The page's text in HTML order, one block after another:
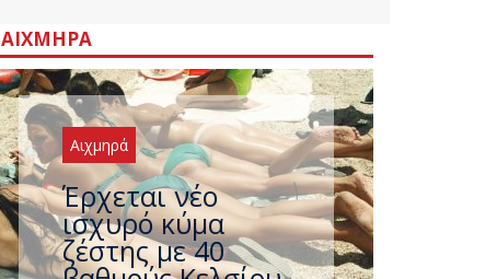
ΑΙΧΜΗΡΆ
Αιχμηρά
Άφαντος ο
Τσίπρας… την ώρα
που η χώρα